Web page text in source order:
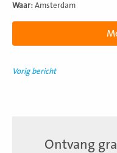
Waar: Amsterdam
Vorig bericht
Ontvang